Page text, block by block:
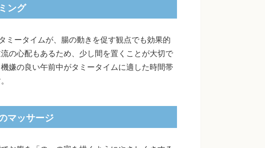
ング
ミータイムが、腸の動きを促す観点でも効果的
の心配もあるため、少し間を置くことが大切で
嫌の良い午前中がタミータイムに適した時間帯
マッサージ